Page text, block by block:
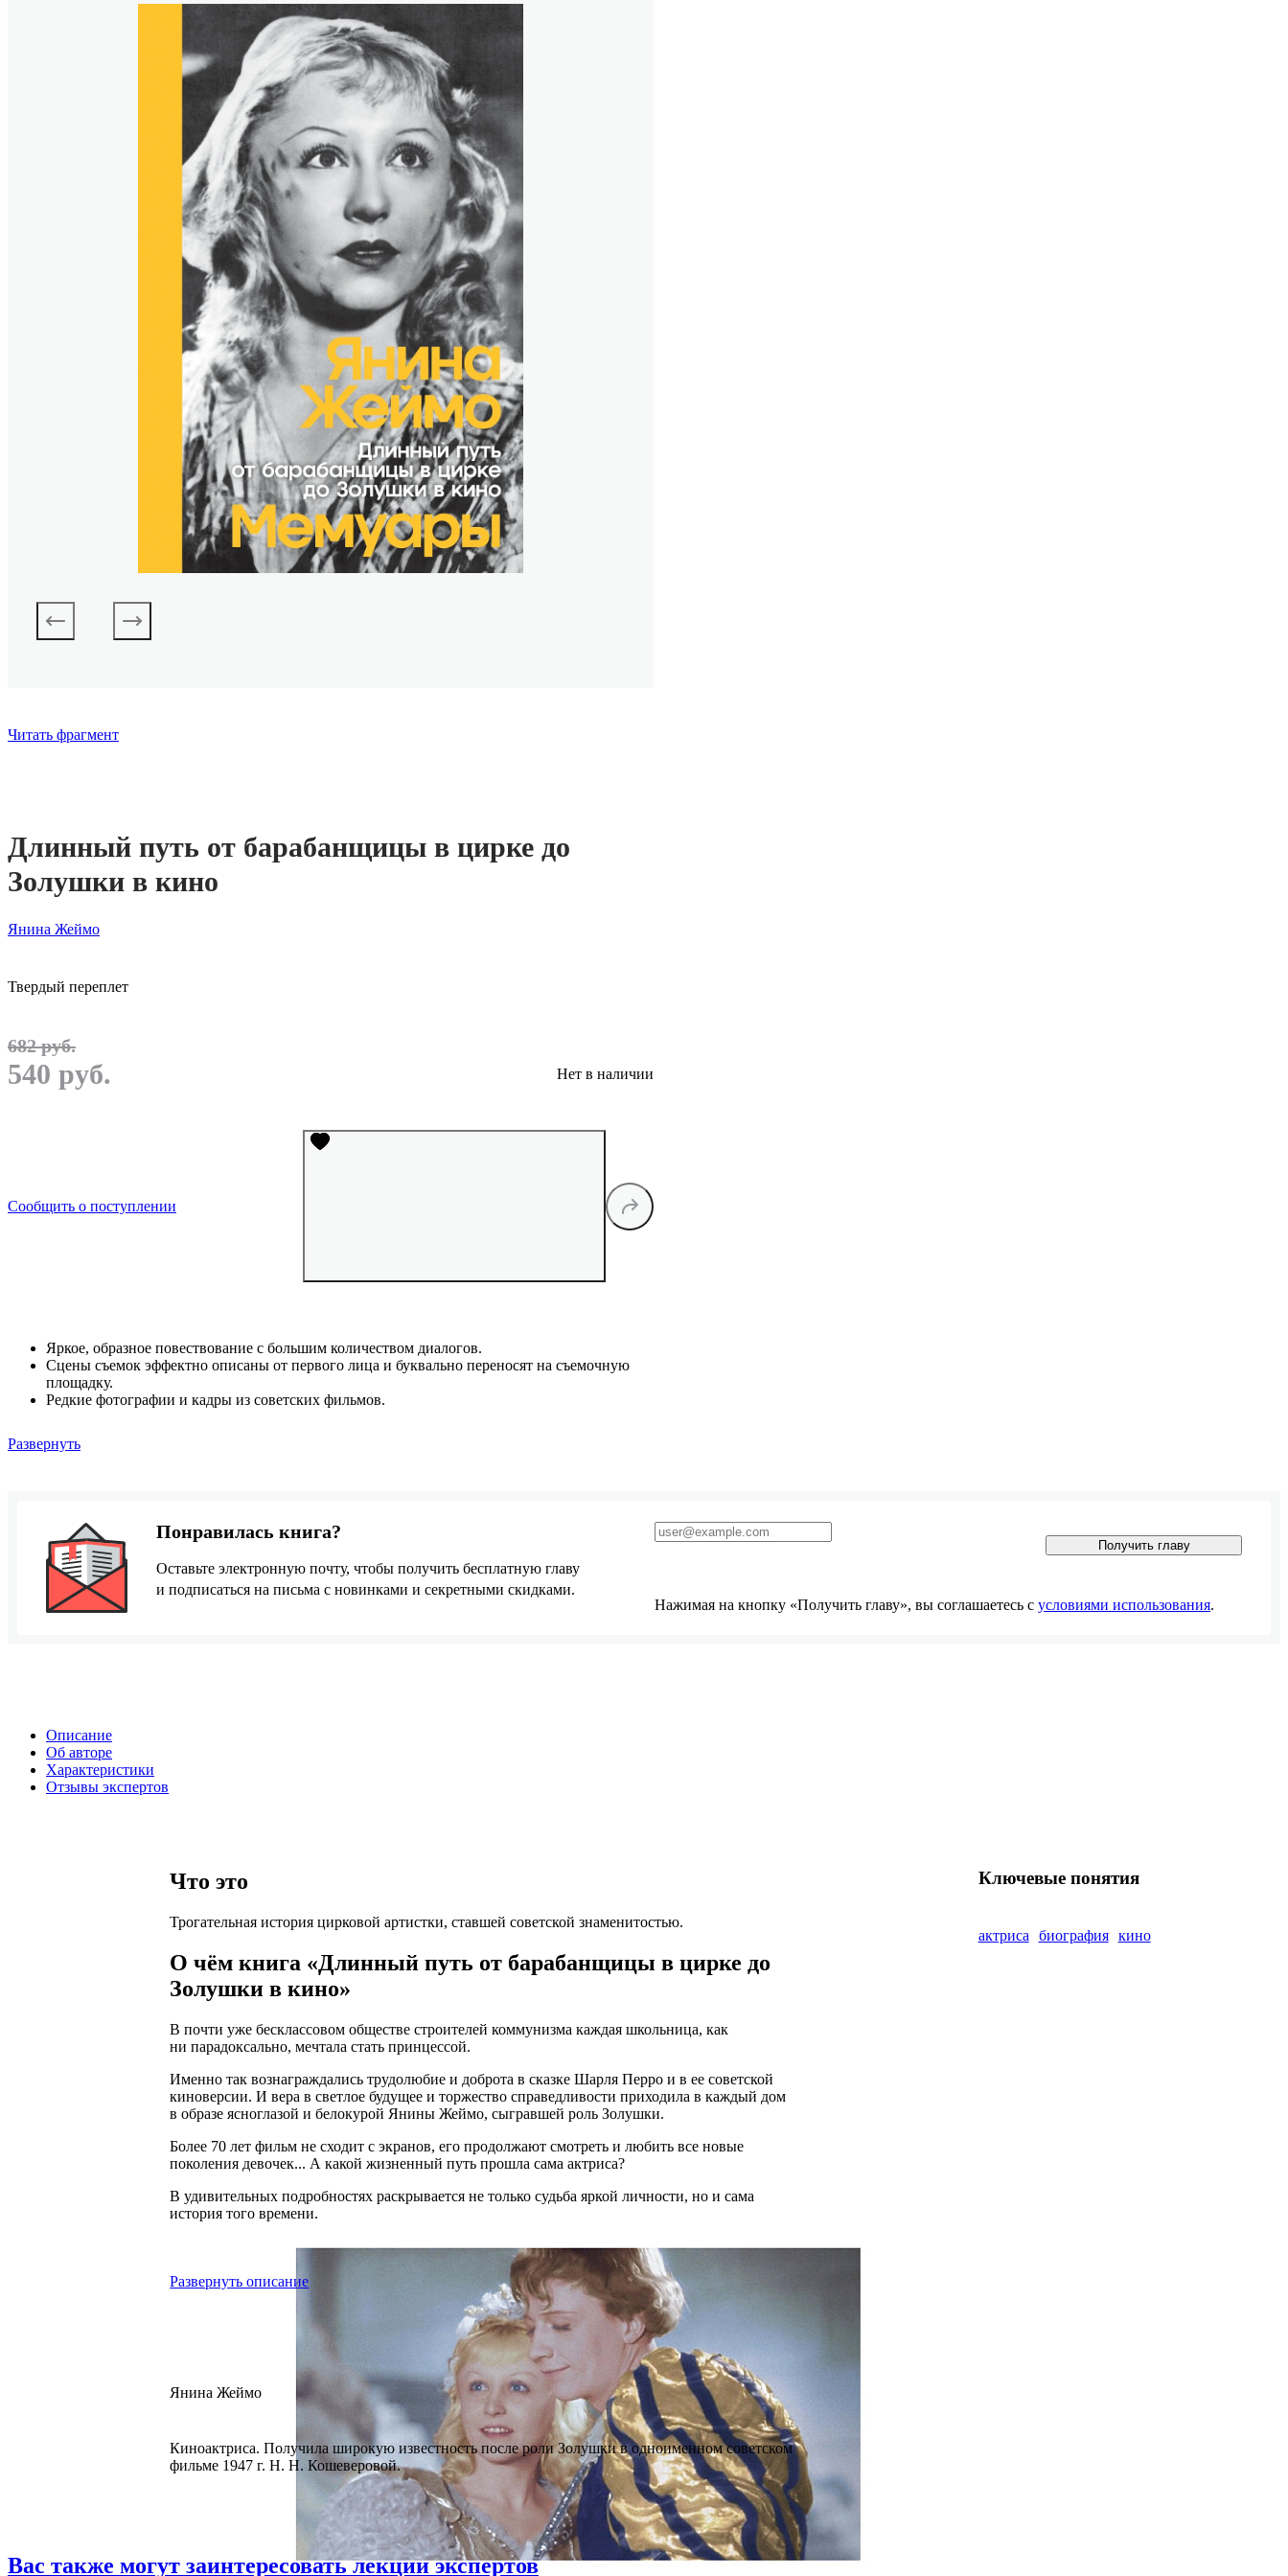
Читать фрагмент
Длинный путь от барабанщицы в цирке до
Золушки в кино
Янина Жеймо
Твердый переплет
682 руб.
540 руб. Нет в наличии
Сообщить о поступлении
Яркое, образное повествование с большим количеством диалогов.
Сцены съемок эффектно описаны от первого лица и буквально переносят на съемочную
площадку.
Редкие фотографии и кадры из советских фильмов.
Развернуть
Описание
Об авторе
Характеристики
Отзывы экспертов
Что это
Трогательная история цирковой артистки, ставшей советской знаменитостью.
О чём книга «Длинный путь от барабанщицы в цирке до
Золушки в кино»
В почти уже бесклассовом обществе строителей коммунизма каждая школьница, как
ни парадоксально, мечтала стать принцессой.
Именно так вознаграждались трудолюбие и доброта в сказке Шарля Перро и в ее советской
киноверсии. И вера в светлое будущее и торжество справедливости приходила в каждый дом
в образе ясноглазой и белокурой Янины Жеймо, сыгравшей роль Золушки.
Более 70 лет фильм не сходит с экранов, его продолжают смотреть и любить все новые
поколения девочек... А какой жизненный путь прошла сама актриса?
В удивительных подробностях раскрывается не только судьба яркой личности, но и сама
история того времени.
Развернуть описание
Ключевые понятия
актриса биография кино
Янина Жеймо
Киноактриса. Получила широкую известность после роли Золушки в одноименном советском
фильме 1947 г. Н. Н. Кошеверовой.
Понравилась книга?
Оставьте электронную почту, чтобы получить бесплатную главу
и подписаться на письма с новинками и секретными скидками.
Получить главу
Нажимая на кнопку «Получить главу», вы соглашаетесь с условиями использования.
Вас также могут заинтересовать лекции экспертов